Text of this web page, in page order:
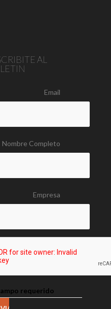
AL
Email
Nombre Completo
Empresa
requerido